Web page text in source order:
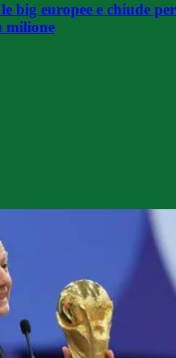
big europee e chiude per
milione